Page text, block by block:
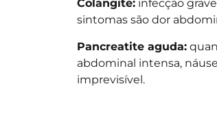
Colangite: infecção
sintomas são dor
Pancreatite aguda:
abdominal intensa,
imprevisível.